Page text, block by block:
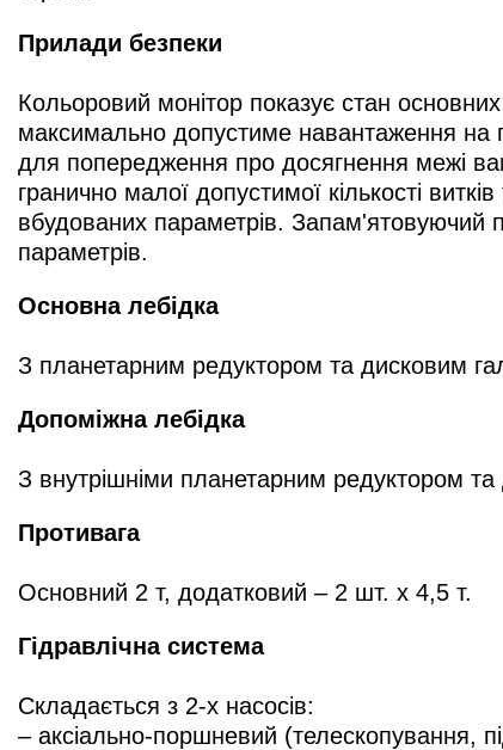
Прилади безпеки
Кольоровий монітор показує стан
максимально допустиме навантаження на
для попередження про досягнення межі
гранично малої допустимої кількості
вбудованих параметрів. Запам'ятовуючий
параметрів.
Основна лебідка
З планетарним редуктором та дисковим
Допоміжна лебідка
З внутрішніми планетарним редуктором
Противага
Основний 2 т, додатковий – 2 шт. х 4,5 т.
Гідравлічна система
Складається з 2-х насосів:
– аксіально-поршневий (телескопування,